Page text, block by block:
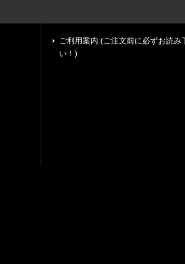
ご利用案内 (ご注文前に必ずお読み
い！)